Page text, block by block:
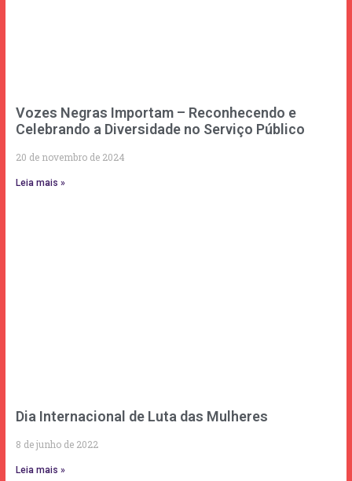
Vozes Negras Importam – Reconhecendo e
Celebrando a Diversidade no Serviço Público
20 de novembro de 2024
Leia mais »
Dia Internacional de Luta das Mulheres
8 de junho de 2022
Leia mais »